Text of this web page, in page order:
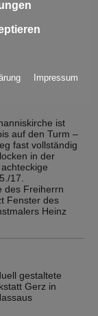
Impressum
Erker, am
in Rheinland-
ist
auf den Turm –
fast vollständig
in der
17.
des Freiherrn
Fenster des
Heinz
gestaltete
Gerz in